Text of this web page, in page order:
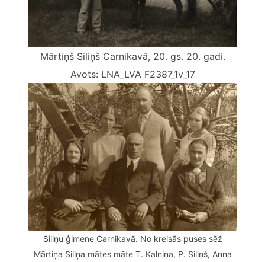
Mārtiņš Siliņš Carnikavā, 20. gs. 20. gadi.
Avots: LNA_LVA F2387_1v_17
Siliņu ģimene Carnikavā. No kreisās puses sēž
Mārtiņa Siliņa mātes māte T. Kalniņa, P. Siliņš, Anna